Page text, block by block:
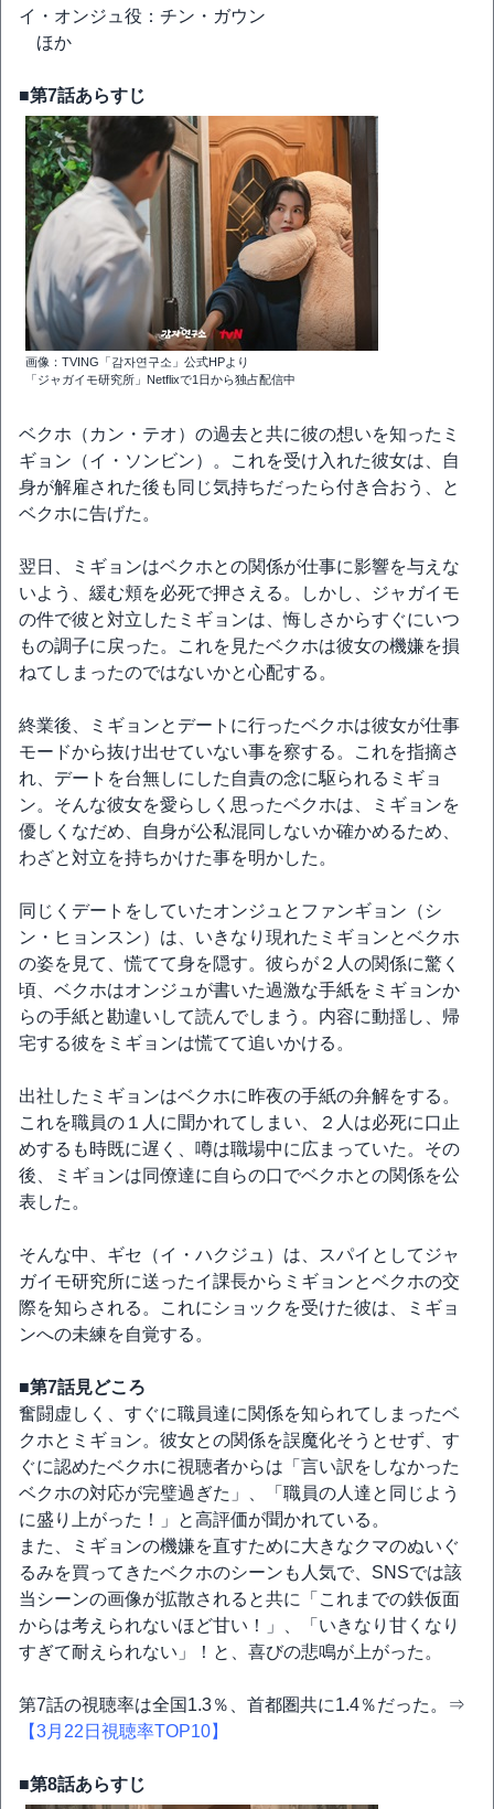
イ・オンジュ役：チン・ガウン
ほか
■第7話あらすじ
画像：TVING「감자연구소」公式HPより
「ジャガイモ研究所」Netflixで1日から独占配信中
ベクホ（カン・テオ）の過去と共に彼の想いを知ったミ
ギョン（イ・ソンビン）。これを受け入れた彼女は、自
身が解雇された後も同じ気持ちだったら付き合おう、と
ベクホに告げた。
翌日、ミギョンはベクホとの関係が仕事に影響を与えな
いよう、緩む頬を必死で押さえる。しかし、ジャガイモ
の件で彼と対立したミギョンは、悔しさからすぐにいつ
もの調子に戻った。これを見たベクホは彼女の機嫌を損
ねてしまったのではないかと心配する。
終業後、ミギョンとデートに行ったベクホは彼女が仕事
モードから抜け出せていない事を察する。これを指摘さ
れ、デートを台無しにした自責の念に駆られるミギョ
ン。そんな彼女を愛らしく思ったベクホは、ミギョンを
優しくなだめ、自身が公私混同しないか確かめるため、
わざと対立を持ちかけた事を明かした。
同じくデートをしていたオンジュとファンギョン（シ
ン・ヒョンスン）は、いきなり現れたミギョンとベクホ
の姿を見て、慌てて身を隠す。彼らが２人の関係に驚く
頃、ベクホはオンジュが書いた過激な手紙をミギョンか
らの手紙と勘違いして読んでしまう。内容に動揺し、帰
宅する彼をミギョンは慌てて追いかける。
出社したミギョンはベクホに昨夜の手紙の弁解をする。
これを職員の１人に聞かれてしまい、２人は必死に口止
めするも時既に遅く、噂は職場中に広まっていた。その
後、ミギョンは同僚達に自らの口でベクホとの関係を公
表した。
そんな中、ギセ（イ・ハクジュ）は、スパイとしてジャ
ガイモ研究所に送ったイ課長からミギョンとベクホの交
際を知らされる。これにショックを受けた彼は、ミギョ
ンへの未練を自覚する。
■第7話見どころ
奮闘虚しく、すぐに職員達に関係を知られてしまったベ
クホとミギョン。彼女との関係を誤魔化そうとせず、す
ぐに認めたベクホに視聴者からは「言い訳をしなかった
ベクホの対応が完璧過ぎた」、「職員の人達と同じよう
に盛り上がった！」と高評価が聞かれている。
また、ミギョンの機嫌を直すために大きなクマのぬいぐ
るみを買ってきたベクホのシーンも人気で、SNSでは該
当シーンの画像が拡散されると共に「これまでの鉄仮面
からは考えられないほど甘い！」、「いきなり甘くなり
すぎて耐えられない」！と、喜びの悲鳴が上がった。
第7話の視聴率は全国1.3％、首都圏共に1.4％だった。⇒
【3月22日視聴率TOP10】
■第8話あらすじ